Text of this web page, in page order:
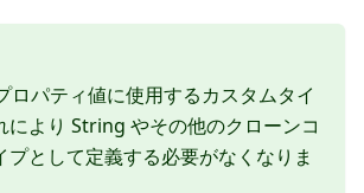
ロパティ値に使用するカスタムタイ
により String やその他のクローンコ
プとして定義する必要がなくなりま